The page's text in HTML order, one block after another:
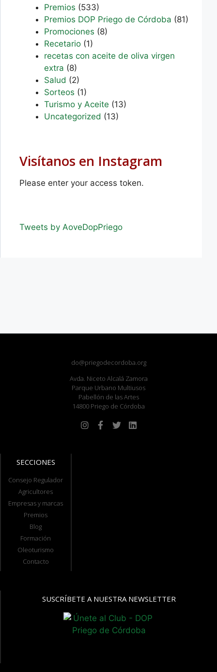
Premios (533)
Premios DOP Priego de Córdoba (81)
Promociones (8)
Recetario (1)
recetas con aceite de oliva virgen
extra (8)
Salud (2)
Sorteos (1)
Turismo y Aceite (13)
Uncategorized (13)
Visítanos en Instagram
Please enter your access token.
Tweets by AoveDopPriego
do@priegodecordoba.org
Avda. Niceto Alcalá Zamora
Parque Urbano Multiusos
Pabellón de las Artes
14800 Priego de Córdoba
SECCIONES
Consejo Regulador
Agricultores
Empresas y marcas
Premios
Blog
Formación
Oleoturismo
Contacto
SUSCRÍBETE A NUESTRA NEWSLETTER